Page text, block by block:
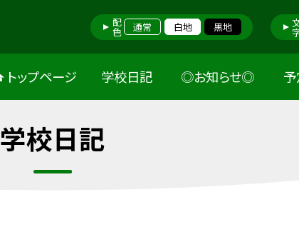
配色 通常 白地 黒地
トップページ 学校日記 ◎お知らせ◎
学校日記